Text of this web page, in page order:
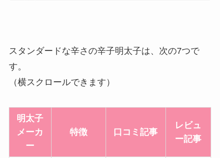
スタンダードな辛さの辛子明太子は、次の7つで
す。
（横スクロールできます）
明太子
メーカ
ー
特徴 口コミ記事
レビュ
ー記事